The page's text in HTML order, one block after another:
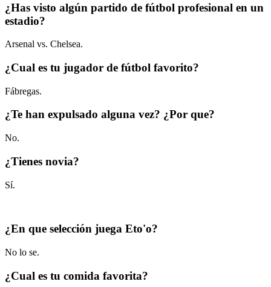
¿Has visto algún partido de fútbol profesional en un
estadio?
Arsenal vs. Chelsea.
¿Cual es tu jugador de fútbol favorito?
Fábregas.
¿Te han expulsado alguna vez? ¿Por que?
No.
¿Tienes novia?
Sí.
¿En que selección juega Eto'o?
No lo se.
¿Cual es tu comida favorita?